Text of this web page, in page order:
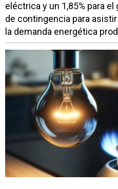
eléctrica y un 1,85% para
de contingencia para
la demanda energética